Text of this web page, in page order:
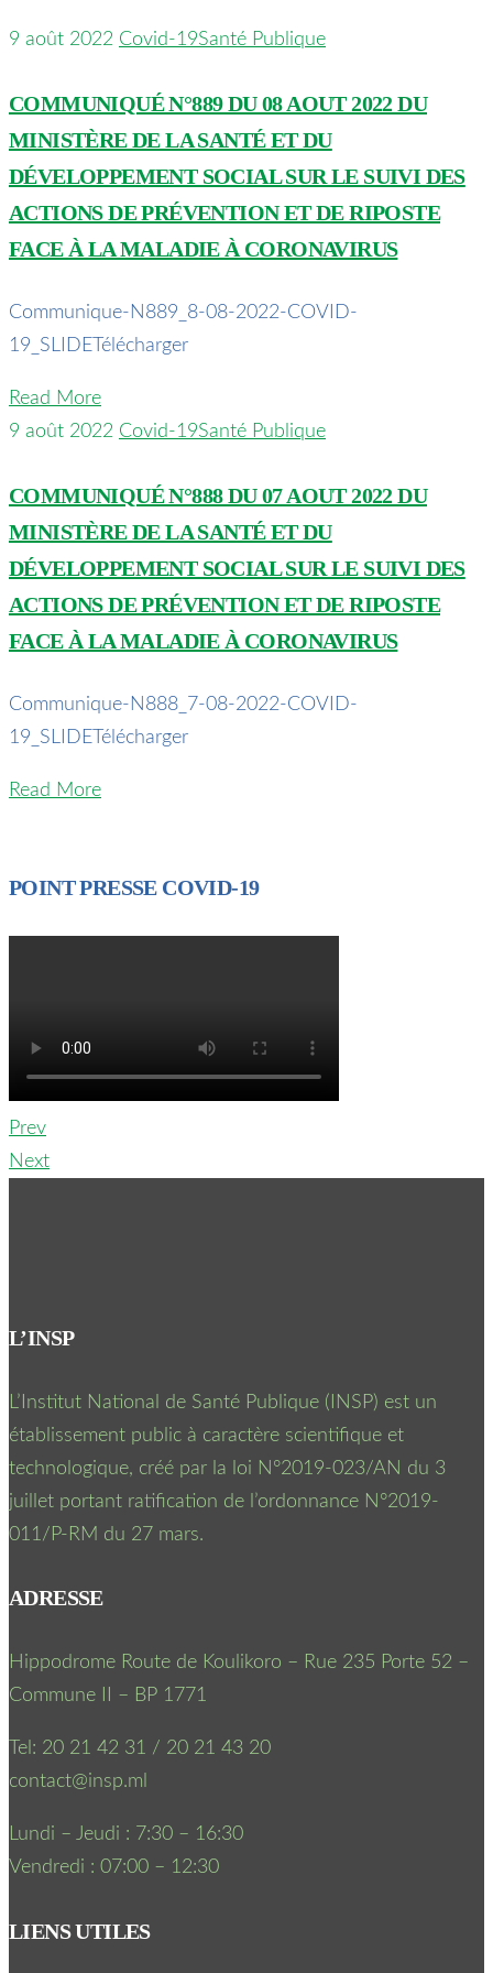
9 août 2022 Covid-19Santé Publique
COMMUNIQUÉ N°889 DU 08 AOUT 2022 DU
MINISTÈRE DE LA SANTÉ ET DU
DÉVELOPPEMENT SOCIAL SUR LE SUIVI DES
ACTIONS DE PRÉVENTION ET DE RIPOSTE
FACE À LA MALADIE À CORONAVIRUS
Communique-N889_8-08-2022-COVID-
19_SLIDETélécharger
Read More
9 août 2022 Covid-19Santé Publique
COMMUNIQUÉ N°888 DU 07 AOUT 2022 DU
MINISTÈRE DE LA SANTÉ ET DU
DÉVELOPPEMENT SOCIAL SUR LE SUIVI DES
ACTIONS DE PRÉVENTION ET DE RIPOSTE
FACE À LA MALADIE À CORONAVIRUS
Communique-N888_7-08-2022-COVID-
19_SLIDETélécharger
Read More
POINT PRESSE COVID-19
Prev
Next
L’INSP
L’Institut National de Santé Publique (INSP) est un
établissement public à caractère scientifique et
technologique, créé par la loi N°2019-023/AN du 3
juillet portant ratification de l’ordonnance N°2019-
011/P-RM du 27 mars.
ADRESSE
Hippodrome Route de Koulikoro – Rue 235 Porte 52 –
Commune II – BP 1771
Tel: 20 21 42 31 / 20 21 43 20
contact@insp.ml
Lundi – Jeudi : 7:30 – 16:30
Vendredi : 07:00 – 12:30
LIENS UTILES